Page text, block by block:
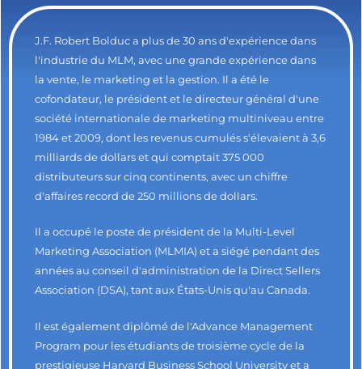
J.F. Robert Bolduc a plus de 30 ans d'expérience dans
l'industrie du MLM, avec une grande expérience dans
la vente, le marketing et la gestion. Il a été le
cofondateur, le président et le directeur général d'une
société internationale de marketing multiniveau entre
1984 et 2009, dont les revenus cumulés s'élevaient à 3,6
milliards de dollars et qui comptait 375 000
distributeurs sur cinq continents, avec un chiffre
d'affaires record de 250 millions de dollars.
Il a occupé le poste de président de la Multi-Level
Marketing Association (MLMIA) et a siégé pendant des
années au conseil d'administration de la Direct Sellers
Association (DSA), tant aux États-Unis qu'au Canada.
Il est également diplômé de l'Advance Management
Program pour les étudiants de troisième cycle de la
prestigieuse Harvard Business School University et a